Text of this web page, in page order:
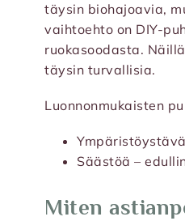
täysin biohajoavia,
vaihtoehto on DIY-
ruokasoodasta.
täysin turvallisia.
Luonnonmukaisten
Säästöä –
Miten